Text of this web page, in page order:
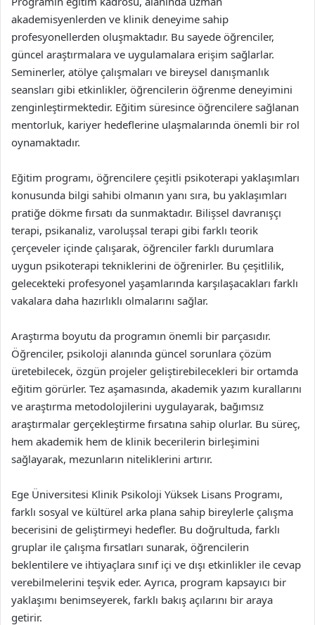
akademisyenlerden ve klinik deneyime sahip
profesyonellerden oluşmaktadır. Bu sayede öğrenciler,
güncel araştırmalara ve uygulamalara erişim sağlarlar.
Seminerler, atölye çalışmaları ve bireysel danışmanlık
seansları gibi etkinlikler, öğrencilerin öğrenme deneyimini
zenginleştirmektedir. Eğitim süresince öğrencilere sağlanan
mentorluk, kariyer hedeflerine ulaşmalarında önemli bir rol
oynamaktadır.
Eğitim programı, öğrencilere çeşitli psikoterapi yaklaşımları
konusunda bilgi sahibi olmanın yanı sıra, bu yaklaşımları
pratiğe dökme fırsatı da sunmaktadır. Bilişsel davranışçı
terapi, psikanaliz, varoluşsal terapi gibi farklı teorik
çerçeveler içinde çalışarak, öğrenciler farklı durumlara
uygun psikoterapi tekniklerini de öğrenirler. Bu çeşitlilik,
gelecekteki profesyonel yaşamlarında karşılaşacakları farklı
vakalara daha hazırlıklı olmalarını sağlar.
Araştırma boyutu da programın önemli bir parçasıdır.
Öğrenciler, psikoloji alanında güncel sorunlara çözüm
üretebilecek, özgün projeler geliştirebilecekleri bir ortamda
eğitim görürler. Tez aşamasında, akademik yazım kurallarını
ve araştırma metodolojilerini uygulayarak, bağımsız
araştırmalar gerçekleştirme fırsatına sahip olurlar. Bu süreç,
hem akademik hem de klinik becerilerin birleşimini
sağlayarak, mezunların niteliklerini artırır.
Ege Üniversitesi Klinik Psikoloji Yüksek Lisans Programı,
farklı sosyal ve kültürel arka plana sahip bireylerle çalışma
becerisini de geliştirmeyi hedefler. Bu doğrultuda, farklı
gruplar ile çalışma fırsatları sunarak, öğrencilerin
beklentilere ve ihtiyaçlara sınıf içi ve dışı etkinlikler ile cevap
verebilmelerini teşvik eder. Ayrıca, program kapsayıcı bir
yaklaşımı benimseyerek, farklı bakış açılarını bir araya
getirir.